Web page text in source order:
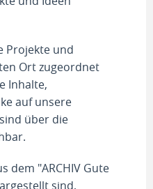
Projekte und
Ort zugeordnet
Inhalte,
auf unsere
über die
dem "ARCHIV Gute
sind,